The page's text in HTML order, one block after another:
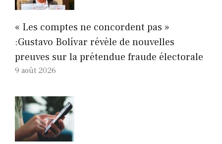
« Les comptes ne concordent pas »
:Gustavo Bolívar révèle de nouvelles
preuves sur la prétendue fraude électorale
9 août 2026